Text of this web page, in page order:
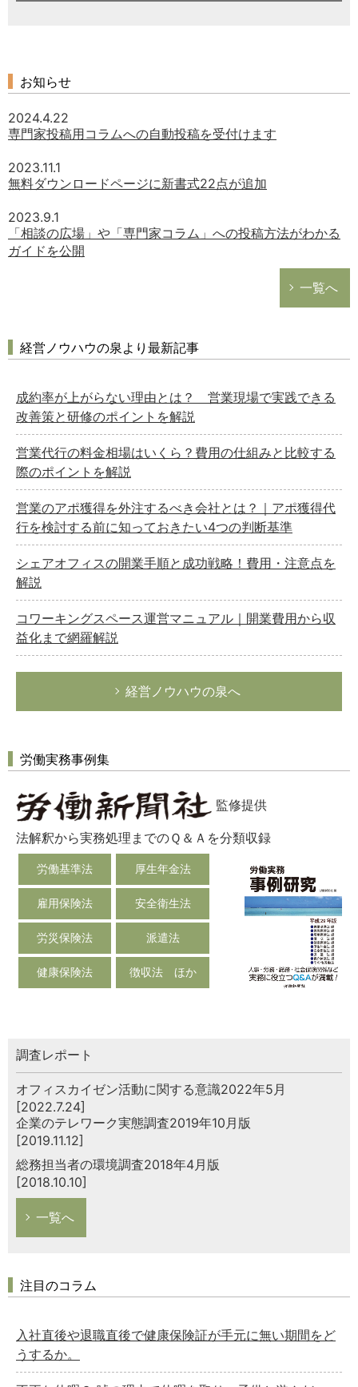
お知らせ
2024.4.22
専門家投稿用コラムへの自動投稿を受付けます
2023.11.1
無料ダウンロードページに新書式22点が追加
2023.9.1
「相談の広場」や「専門家コラム」への投稿方法がわかる
ガイドを公開
一覧へ
経営ノウハウの泉より最新記事
成約率が上がらない理由とは？ 営業現場で実践できる
改善策と研修のポイントを解説
営業代行の料金相場はいくら？費用の仕組みと比較する
際のポイントを解説
営業のアポ獲得を外注するべき会社とは？｜アポ獲得代
行を検討する前に知っておきたい4つの判断基準
シェアオフィスの開業手順と成功戦略！費用・注意点を
解説
コワーキングスペース運営マニュアル｜開業費用から収
益化まで網羅解説
経営ノウハウの泉へ
労働実務事例集
監修提供
法解釈から実務処理までのＱ＆Ａを分類収録
労働基準法 厚生年金法
雇用保険法 安全衛生法
労災保険法 派遣法
健康保険法 徴収法 ほか
調査レポート
オフィスカイゼン活動に関する意識2022年5月
[2022.7.24]
企業のテレワーク実態調査2019年10月版
[2019.11.12]
総務担当者の環境調査2018年4月版
[2018.10.10]
一覧へ
注目のコラム
入社直後や退職直後で健康保険証が手元に無い期間をど
うするか。